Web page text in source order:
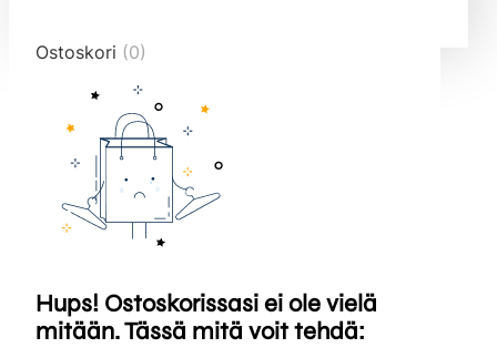
Ostoskori (0)
Hups! Ostoskorissasi ei ole vielä
mitään. Tässä mitä voit tehdä: